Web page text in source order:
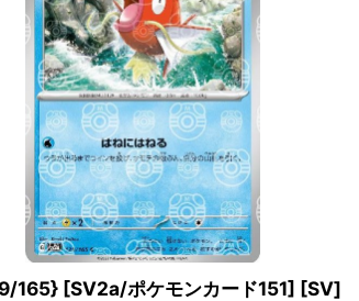
165} [SV2a/ポケモンカード151] [SV]